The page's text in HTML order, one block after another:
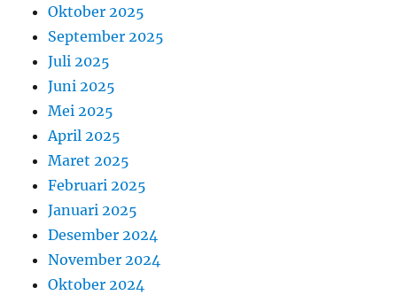
Oktober 2025
September 2025
Juli 2025
Juni 2025
Mei 2025
April 2025
Maret 2025
Februari 2025
Januari 2025
Desember 2024
November 2024
Oktober 2024